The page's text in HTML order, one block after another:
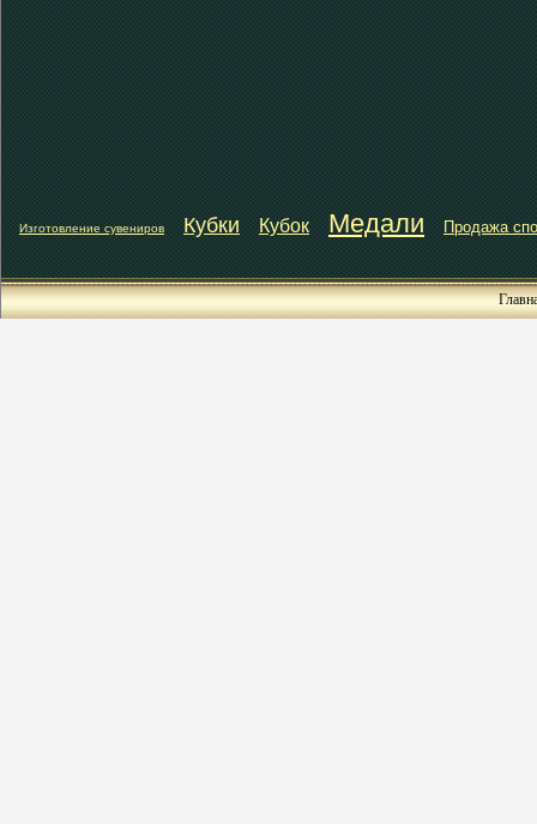
Изготовление сувениров Кубки Кубок Медали Продажа